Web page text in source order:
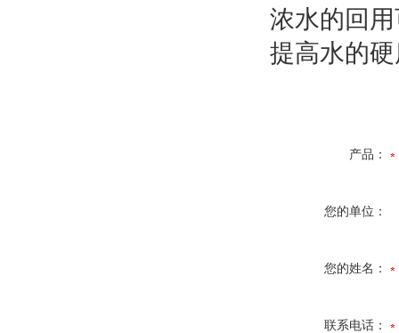
浓水的回
提高水的
产品：
您的单位：
您的姓名：
联系电话：